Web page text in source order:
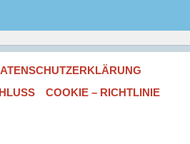
COOKIE – RICHTLINIE